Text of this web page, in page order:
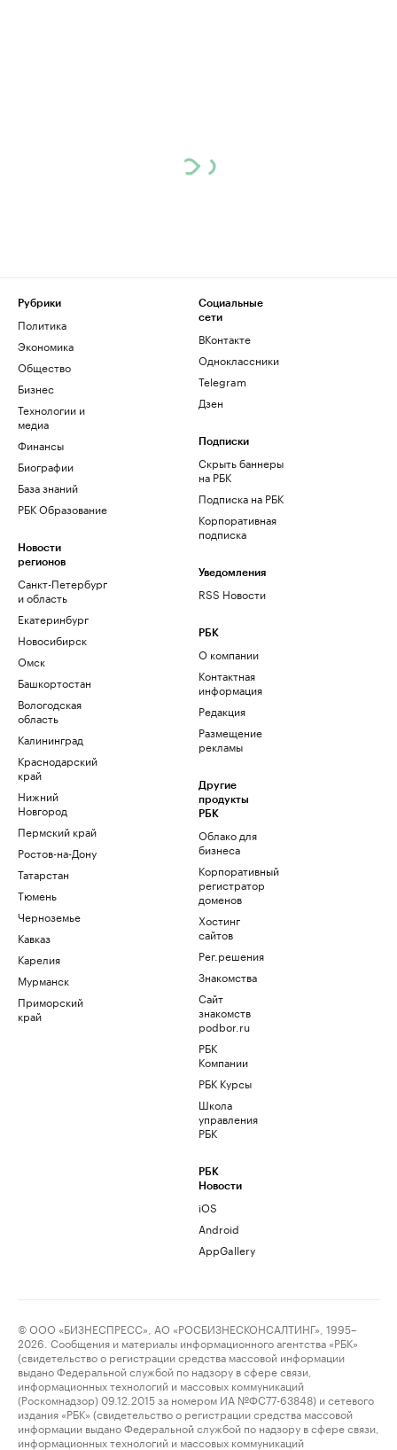
Рубрики
Политика
Экономика
Общество
Бизнес
Технологии и
медиа
Финансы
Биографии
База знаний
РБК Образование
Новости
регионов
Санкт-Петербург
и область
Екатеринбург
Новосибирск
Омск
Башкортостан
Вологодская
область
Калининград
Краснодарский
край
Нижний
Новгород
Пермский край
Ростов-на-Дону
Татарстан
Тюмень
Черноземье
Кавказ
Карелия
Мурманск
Приморский
край
Социальные
сети
ВКонтакте
Одноклассники
Telegram
Дзен
Подписки
Скрыть баннеры
на РБК
Подписка на РБК
Корпоративная
подписка
Уведомления
RSS Новости
РБК
О компании
Контактная
информация
Редакция
Размещение
рекламы
Другие
продукты
РБК
Облако для
бизнеса
Корпоративный
регистратор
доменов
Хостинг
сайтов
Рег.решения
Знакомства
Сайт
знакомств
podbor.ru
РБК
Компании
РБК Курсы
Школа
управления
РБК
РБК
Новости
iOS
Android
AppGallery
© ООО «БИЗНЕСПРЕСС», АО «РОСБИЗНЕСКОНСАЛТИНГ», 1995–
2026. Сообщения и материалы информационного агентства «РБК»
(свидетельство о регистрации средства массовой информации
выдано Федеральной службой по надзору в сфере связи,
информационных технологий и массовых коммуникаций
(Роскомнадзор) 09.12.2015 за номером ИА №ФС77-63848) и сетевого
издания «РБК» (свидетельство о регистрации средства массовой
информации выдано Федеральной службой по надзору в сфере связи,
информационных технологий и массовых коммуникаций